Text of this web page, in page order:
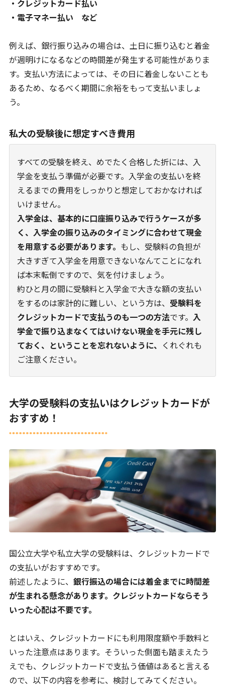
・クレジットカード払い
・電子マネー払い など
例えば、銀行振り込みの場合は、土日に振り込むと着金
が週明けになるなどの時間差が発生する可能性がありま
す。支払い方法によっては、その日に着金しないことも
あるため、なるべく期間に余裕をもって支払いましょ
う。
私大の受験後に想定すべき費用
すべての受験を終え、めでたく合格した折には、入
学金を支払う準備が必要です。入学金の支払いを終
えるまでの費用をしっかりと想定しておかなければ
いけません。
入学金は、基本的に口座振り込みで行うケースが多
く、入学金の振り込みのタイミングに合わせて現金
を用意する必要があります。 もし、受験料の負担が
大きすぎて入学金を用意できないなんてことになれ
ば本末転倒ですので、気を付けましょう。
約ひと月の間に受験料と入学金で大きな額の支払い
をするのは家計的に難しい、という方は、 受験料を
クレジットカードで支払うのも一つの方法です。 入
学金で振り込まなくてはいけない現金を手元に残し
ておく、ということを忘れないように、
くれぐれも
ご注意ください。
大学の受験料の支払いはクレジットカードが
おすすめ！
国公立大学や私立大学の受験料は、クレジットカードで
の支払いがおすすめです。
前述したように、 銀行振込の場合には着金までに時間差
が生まれる懸念があります。クレジットカードならそう
いった心配は不要です。
とはいえ、クレジットカードにも利用限度額や手数料と
いった注意点はあります。そういった側面も踏まえたう
えでも、クレジットカードで支払う価値はあると言える
ので、以下の内容を参考に、検討してみてください。